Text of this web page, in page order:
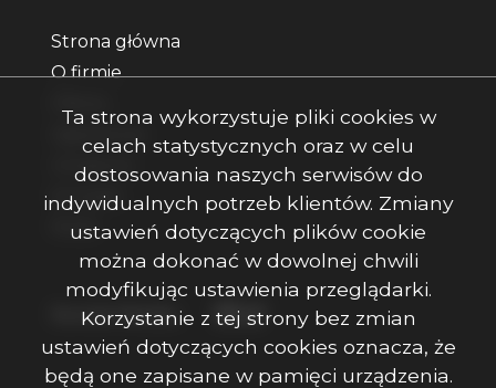
Strona główna
O firmie
Zgłoszenia
Ulubione
Kontakt
Rodo
Social Media Facebook
Facebook
Facebook
Ta strona wykorzystuje pliki cookies w
celach statystycznych oraz w celu
dostosowania naszych serwisów do
indywidualnych potrzeb klientów. Zmiany
ustawień dotyczących plików cookie
można dokonać w dowolnej chwili
modyfikując ustawienia przeglądarki.
Korzystanie z tej strony bez zmian
ustawień dotyczących cookies oznacza, że
będą one zapisane w pamięci urządzenia.